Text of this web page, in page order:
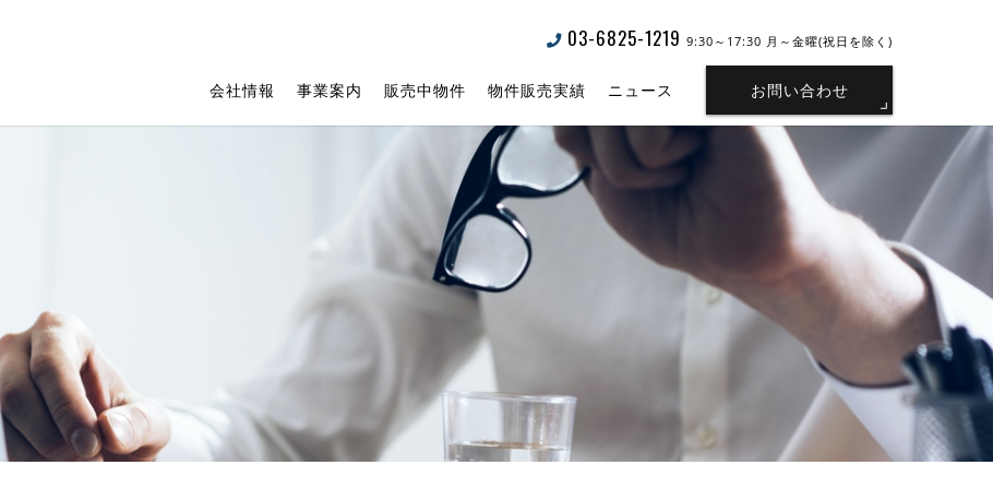
03-6825-1219 9:30～17:30 月～金曜(祝日を除く)
会社情報 事業案内 販売中物件 物件販売実績 ニュース お問い合わせ